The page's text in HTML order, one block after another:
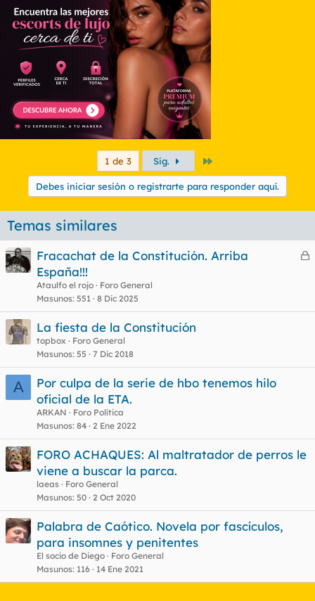
Que asco.
1 de 3 Sig.
Debes iniciar sesión o registrarte para responder aquí.
Temas similares
C
a
Fracachat de la Constitución. Arriba
España!!!
Ataulfo el rojo
Foro General
Masunos 551 8 Dic 2025
La fiesta de la Constitución
topbox
Foro General
Masunos 55 7 Dic 2018
A
Por culpa de la serie de hbo tenemos hilo
oficial de la ETA.
ARKAN
Foro Política
Masunos 84 2 Ene 2022
FORO ACHAQUES: Al maltratador de perros le
viene a buscar la parca.
laeas
Foro General
Masunos 50 2 Oct 2020
Palabra de Caótico. Novela por fascículos,
para insomnes y penitentes
El socio de Diego
Foro General
Masunos 116 14 Ene 2021